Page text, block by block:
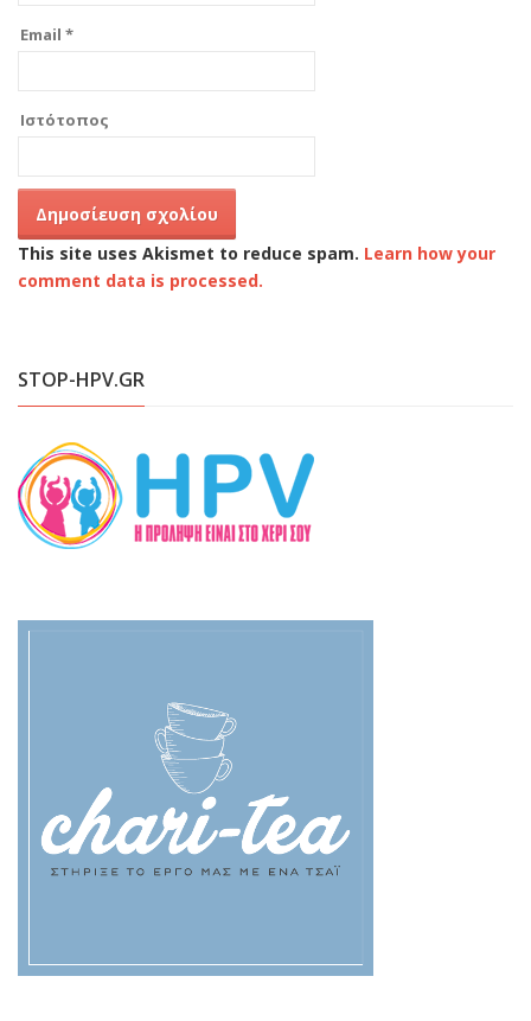
Email *
Ιστότοπος
This site uses Akismet to reduce spam. Learn how your
comment data is processed.
STOP-HPV.GR